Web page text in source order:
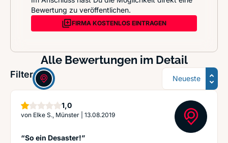
Bewertung zu veröffentlichen.
FIRMA KOSTENLOS EINTRAGEN
Alle Bewertungen im Detail
Filter: Sortierung
1,0Stern
von Elke S., Münster 13.08.2019
“So ein Desaster!”